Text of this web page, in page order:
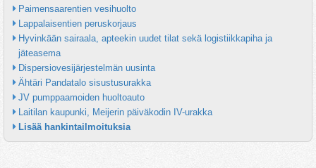
Paimensaarentien vesihuolto
Lappalaisentien peruskorjaus
Hyvinkään sairaala, apteekin uudet tilat sekä logistiikkapiha ja
jäteasema
Dispersiovesijärjestelmän uusinta
Ähtäri Pandatalo sisustusurakka
JV pumppaamoiden huoltoauto
Laitilan kaupunki, Meijerin päiväkodin IV-urakka
Lisää hankintailmoituksia